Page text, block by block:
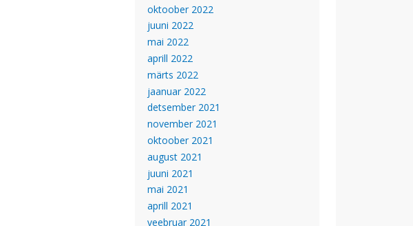
oktoober 2022
juuni 2022
mai 2022
aprill 2022
märts 2022
jaanuar 2022
detsember 2021
november 2021
oktoober 2021
august 2021
juuni 2021
mai 2021
aprill 2021
veebruar 2021